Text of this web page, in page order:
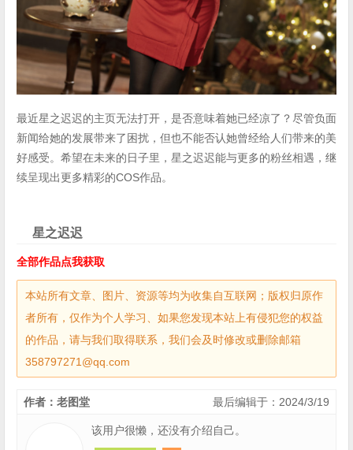
最近星之迟迟的主页无法打开，是否意味着她已经凉了？尽管负面
新闻给她的发展带来了困扰，但也不能否认她曾经给人们带来的美
好感受。希望在未来的日子里，星之迟迟能与更多的粉丝相遇，继
续呈现出更多精彩的COS作品。
星之迟迟
全部作品点我获取
本站所有文章、图片、资源等均为收集自互联网；版权归原作
者所有，仅作为个人学习、如果您发现本站上有侵犯您的权益
的作品，请与我们取得联系，我们会及时修改或删除邮箱
358797271@qq.com
最后编辑于：2024/3/19
作者：老图堂
该用户很懒，还没有介绍自己。